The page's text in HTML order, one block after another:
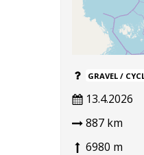
GRAVEL /
13.4.2026
887 km
6980 m